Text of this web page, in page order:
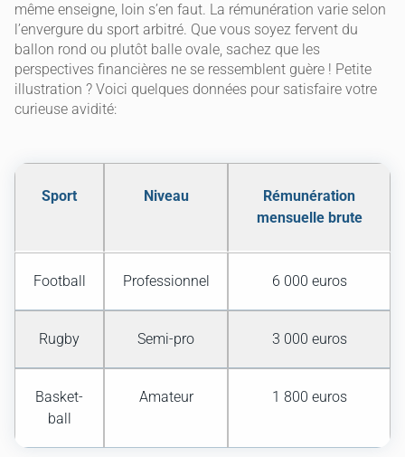
même enseigne, loin s’en faut. La rémunération varie selon
l’envergure du sport arbitré. Que vous soyez fervent du
ballon rond ou plutôt balle ovale, sachez que les
perspectives financières ne se ressemblent guère ! Petite
illustration ? Voici quelques données pour satisfaire votre
curieuse avidité:
Sport Niveau
Rémunération
mensuelle brute
Football Professionnel 6 000 euros
Rugby Semi-pro 3 000 euros
Basket-
ball
Amateur 1 800 euros